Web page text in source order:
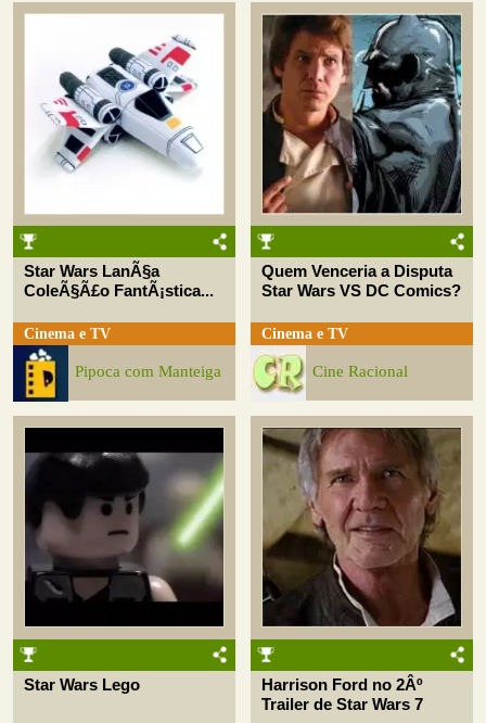
Star Wars LanÃ§a
ColeÃ§Ã£o FantÃ¡stica...
Cinema e TV
Pipoca com Manteiga
Quem Venceria a Disputa
Star Wars VS DC Comics?
Cinema e TV
Cine Racional
Star Wars Lego
Harrison Ford no 2Âº
Trailer de Star Wars 7